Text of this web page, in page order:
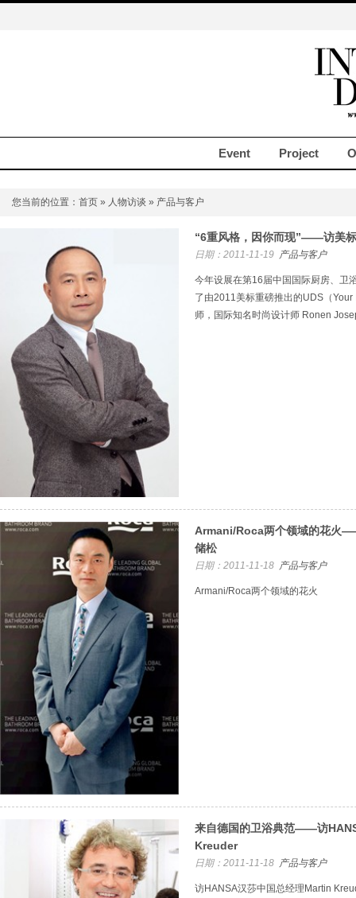
Event Project
您当前的位置： 首页 » 人物访谈 » 产品与客户
“6重风格，因你而现”——访美
日期：2011-11-19 产品与客户
今年设展在第16届中国国际厨房、卫
了由2011美标重磅推出的UDS（
师，国际知名时尚设计师 Ronen
Armani/Roca两个领域的花火
储松
日期：2011-11-18 产品与客户
Armani/Roca两个领域的花火
来自德国的卫浴典范——访
Kreuder
日期：2011-11-18 产品与客户
访HANSA汉莎中国总经理Martin